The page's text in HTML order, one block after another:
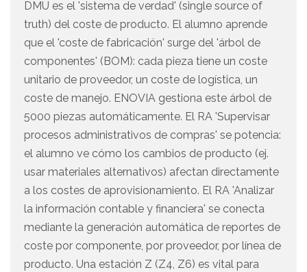
DMU es el 'sistema de verdad' (single source of
truth) del coste de producto. El alumno aprende
que el 'coste de fabricación' surge del 'árbol de
componentes' (BOM): cada pieza tiene un coste
unitario de proveedor, un coste de logística, un
coste de manejo. ENOVIA gestiona este árbol de
5000 piezas automáticamente. El RA 'Supervisar
procesos administrativos de compras' se potencia:
el alumno ve cómo los cambios de producto (ej.
usar materiales alternativos) afectan directamente
a los costes de aprovisionamiento. El RA 'Analizar
la información contable y financiera' se conecta
mediante la generación automática de reportes de
coste por componente, por proveedor, por línea de
producto. Una estación Z (Z4, Z6) es vital para